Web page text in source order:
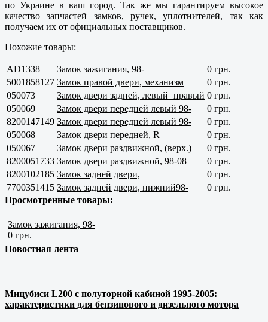
по Украине в ваш город. Так же мы гарантируем высокое
качество запчастей замков, ручек, уплотнителей, так как
получаем их от официальных поставщиков.
Похожие товары:
AD1338 Замок зажигания, 98-
0 грн.
5001858127 Замок правой двери, механизм
0 грн.
050073
Замок двери задней, левый=правый 0 грн.
050069
Замок двери передней левый 98-
0 грн.
8200147149 Замок двери передней левый 98-
0 грн.
050068
Замок двери передней, R
0 грн.
050067
Замок двери раздвижной, (верх.)
0 грн.
8200051733 Замок двери раздвижной, 98-08
0 грн.
8200102185 Замок задней двери,
0 грн.
7700351415 Замок задней двери, нижний98-
0 грн.
Просмотренные товары:
Замок зажигания, 98-
0 грн.
Новостная лента
Мицубиси L200 с полуторной кабиной 1995-2005:
характеристики для бензинового и дизельного мотора